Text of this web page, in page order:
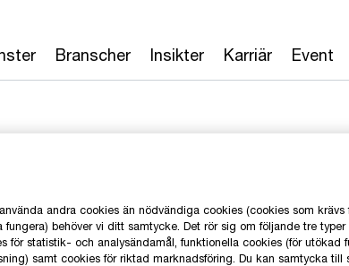
Branscher Insikter Karriär Event
andra cookies än nödvändiga cookies (cookies som krävs
fungera) behöver vi ditt samtycke. Det rör sig om följande tre typer
för statistik- och analysändamål, funktionella cookies (för utökad
samt cookies för riktad marknadsföring. Du kan samtycka till